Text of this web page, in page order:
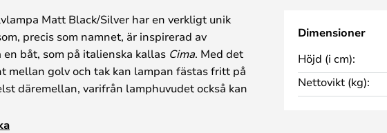
Matt Black/Silver har en verkligt unik
precis som namnet, är inspirerad av
en båt, som på italienska kallas Cima. Med det
mellan golv och tak kan lampan fästas fritt på
däremellan, varifrån lamphuvudet också kan
gör det enkelt att hantera eventuellt
Dimensioner
Höjd (i cm):
Nettovikt (kg):